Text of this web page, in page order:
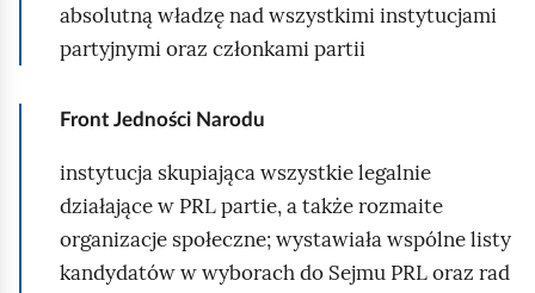
absolutną władzę nad wszystkimi instytucjami
partyjnymi oraz członkami partii
Front Jedności Narodu
instytucja skupiająca wszystkie legalnie
działające w PRL partie, a także rozmaite
organizacje społeczne; wystawiała wspólne listy
kandydatów w wyborach do Sejmu PRL oraz rad